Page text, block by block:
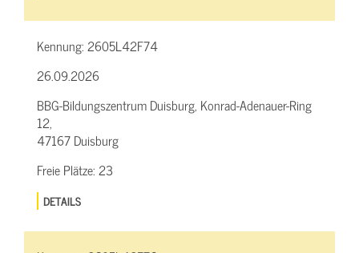
Kennung:2605L42F74
26.09.2026
BBG-Bildungszentrum Duisburg, Konrad-Adenauer-Ring
12,
47167 Duisburg
Freie Plätze:23
DETAILS